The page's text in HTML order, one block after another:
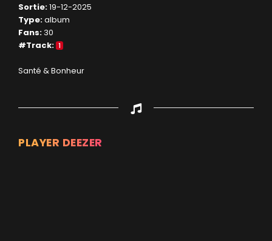
Sortie:19-12-2025
Type:album
Fans:30
#Track: 1
Santé & Bonheur
PLAYER DEEZER